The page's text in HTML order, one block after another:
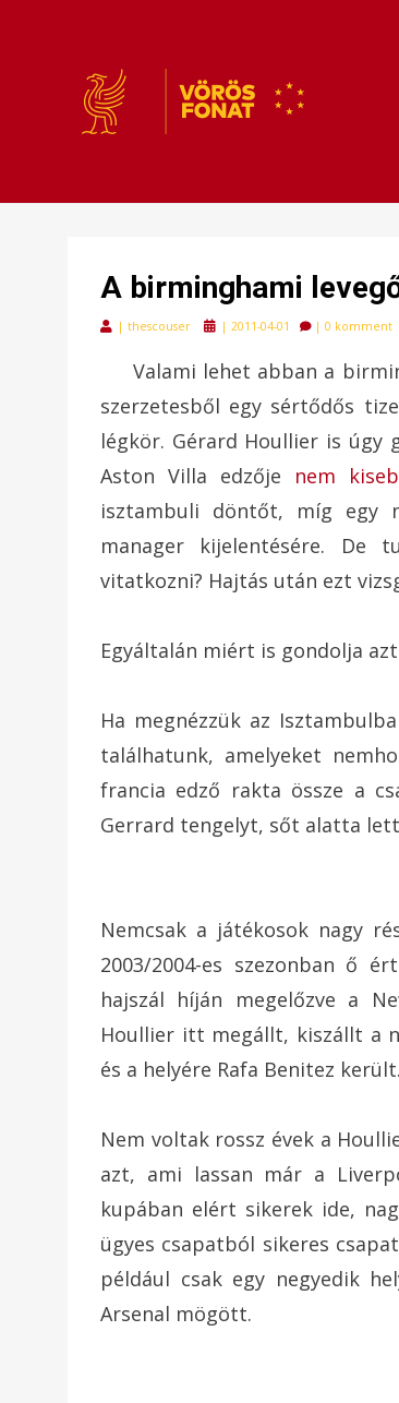
A birminghami
| thescouser
Posted
| 2011-04-01 | 0 komment
Valami lehet abban a
szerzetesből egy sértődős
légkör. Gérard Houllier is úgy
Aston Villa edzője nem
isztambuli döntőt, míg egy
manager kijelentésére. De
vitatkozni? Hajtás után ezt
Egyáltalán miért is gondolja
Ha megnézzük az
találhatunk, amelyeket
francia edző rakta össze a
Gerrard tengelyt, sőt alatta
Nemcsak a játékosok nagy
2003/2004-es szezonban ő
hajszál híján megelőzve a
Houllier itt megállt, kiszállt a
és a helyére Rafa Benitez került.
Nem voltak rossz évek a
azt, ami lassan már a
kupában elért sikerek ide,
ügyes csapatból sikeres
például csak egy negyedik
Arsenal mögött.